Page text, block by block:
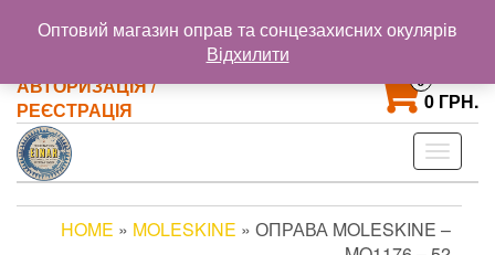
@gmail.com
+38 093 121 72 02
+38 063 853 58 33
АВТОРИЗАЦІЯ /
РЕЄСТРАЦІЯ
0
0 ГРН.
Toggle
HOME » MOLESKINE » ОПРАВА MOLESKINE –
Оптовий магазин оправ та сонцезахисних окулярів
Відхилити